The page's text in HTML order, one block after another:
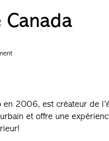
Canada
en 2006, est créateur de
et offre une